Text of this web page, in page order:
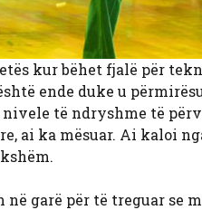
kur bëhet fjalë për
ende duke u
të ndryshme të
ai ka mësuar. Ai kaloi
garë për të treguar se